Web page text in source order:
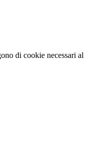
di cookie necessari al